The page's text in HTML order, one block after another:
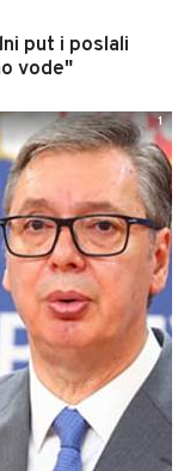
put i poslali
vode"
1